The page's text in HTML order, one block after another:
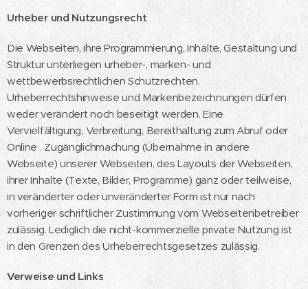
Urheber und Nutzungsrecht
Die Webseiten, ihre Programmierung, Inhalte, Gestaltung und
Struktur unterliegen urheber-, marken- und
wettbewerbsrechtlichen Schutzrechten.
Urheberrechtshinweise und Markenbezeichnungen dürfen
weder verändert noch beseitigt werden. Eine
Vervielfältigung, Verbreitung, Bereithaltung zum Abruf oder
Online . Zugänglichmachung (Übernahme in andere
Webseite) unserer Webseiten, des Layouts der Webseiten,
ihrer Inhalte (Texte, Bilder, Programme) ganz oder teilweise,
in veränderter oder unveränderter Form ist nur nach
vorheriger schriftlicher Zustimmung vom Webseitenbetreiber
zulässig. Lediglich die nicht-kommerzielle private Nutzung ist
in den Grenzen des Urheberrechtsgesetzes zulässig.
Verweise und Links